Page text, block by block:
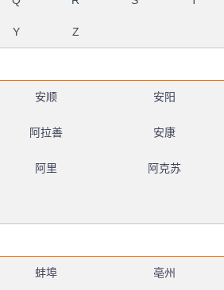
Y Z
安顺 安阳
阿拉善 安康
阿里 阿克苏
蚌埠 亳州